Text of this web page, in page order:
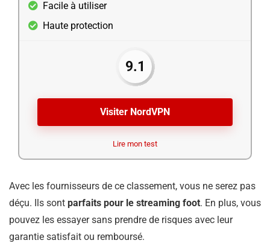
Facile à utiliser
Haute protection
9.1
Visiter NordVPN
Lire mon test
Avec les fournisseurs de ce classement, vous ne serez pas
déçu. Ils sont parfaits pour le streaming foot. En plus, vous
pouvez les essayer sans prendre de risques avec leur
garantie satisfait ou remboursé.